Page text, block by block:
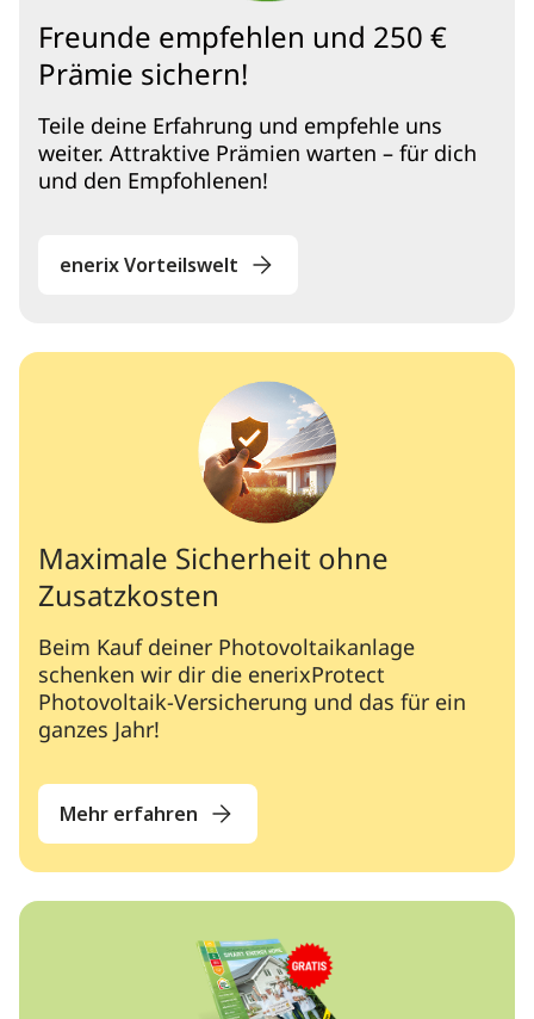
Freunde empfehlen und 250 €
Prämie sichern!
Teile deine Erfahrung und empfehle uns
weiter. Attraktive Prämien warten – für dich
und den Empfohlenen!
enerix Vorteilswelt
Maximale Sicherheit ohne
Zusatzkosten
Beim Kauf deiner Photovoltaikanlage
schenken wir dir die enerixProtect
Photovoltaik-Versicherung und das für ein
ganzes Jahr!
Mehr erfahren